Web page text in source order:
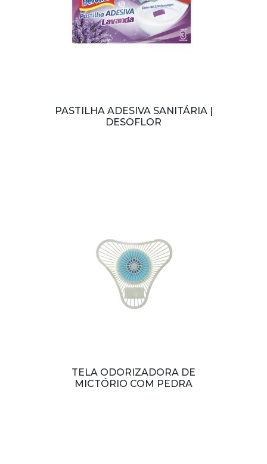
PASTILHA ADESIVA SANITÁRIA |
DESOFLOR
TELA ODORIZADORA DE
MICTÓRIO COM PEDRA